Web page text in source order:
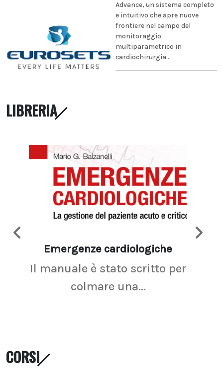
Advance, un sistema completo
e intuitivo che apre nuove
frontiere nel campo del
monitoraggio
multiparametrico in
cardiochirurgia...
LIBRERIA
Emergenze cardiologiche
Il manuale è stato scritto per
colmare una...
CORSI